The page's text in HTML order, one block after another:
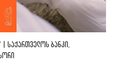
| ᲡᲐᲥᲐᲠᲗᲕᲔᲚᲝᲡ ᲑᲐᲜᲙᲘ,